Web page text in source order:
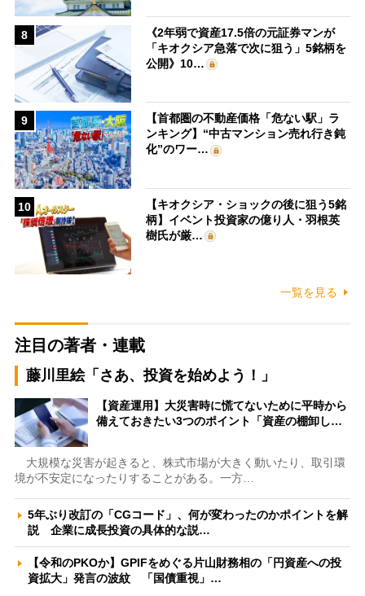
8
《2年弱で資産17.5倍の元証券マンが
「キオクシア急落で次に狙う」5銘柄を
公開》10…
9
【首都圏の不動産価格「危ない駅」ラ
ンキング】“中古マンション売れ行き鈍
化”のワー…
10
【キオクシア・ショックの後に狙う5銘
柄】イベント投資家の億り人・羽根英
樹氏が厳…
一覧を見る
注目の著者・連載
藤川里絵「さあ、投資を始めよう！」
【資産運用】大災害時に慌てないために平時から
備えておきたい3つのポイント「資産の棚卸し…
大規模な災害が起きると、株式市場が大きく動いたり、取引環
境が不安定になったりすることがある。一方…
5年ぶり改訂の「CGコード」、何が変わったのかポイントを解
説 企業に成長投資の具体的な説…
【令和のPKOか】GPIFをめぐる片山財務相の「円資産への投
資拡大」発言の波紋 「国債重視」…